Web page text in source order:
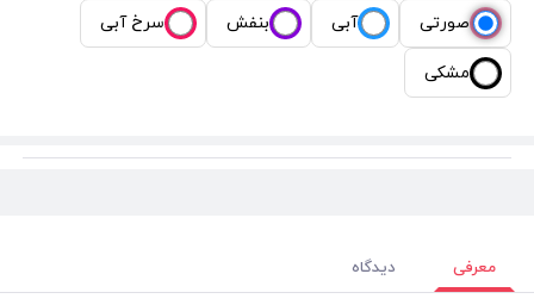
صورتی آبی بنفش سرخ آبی
مشکی
معرفی دیدگاه